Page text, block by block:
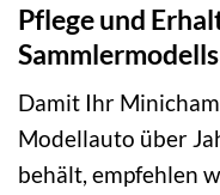
Pflege und
Sammlermodells
Damit Ihr
Modellauto über
behält, empfehlen